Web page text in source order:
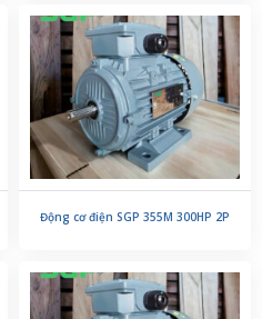
Động cơ điện SGP 355M 300HP 2P